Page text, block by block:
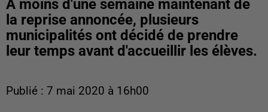
A moins d'une semaine maintenant de
la reprise annoncée, plusieurs
municipalités ont décidé de prendre
leur temps avant d'accueillir les élèves.
Publié : 7 mai 2020 à 16h00